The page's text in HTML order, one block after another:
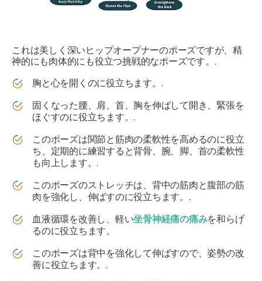
これは美しく深いヒップオープナーのポーズですが、精
神的にも肉体的にも役立つ挑戦的なポーズです。.
胸と心を開くのに役立ちます。.
固くなった腰、肩、首、胸を伸ばして開き、緊張を
ほぐすのに役立ちます。.
このポーズは関節と筋肉の柔軟性を高めるのに役立
ち、定期的に練習すると背骨、腕、脚、首の柔軟性
も向上します。.
このポーズのストレッチは、背中の筋肉と腹部の筋
肉を強化し、伸ばすのに役立ちます。.
血液循環を改善し、軽い坐骨神経痛の痛みを和らげ
るのに役立ちます。
このポーズは背中を強化して伸ばすので、姿勢の改
善に役立ちます。.